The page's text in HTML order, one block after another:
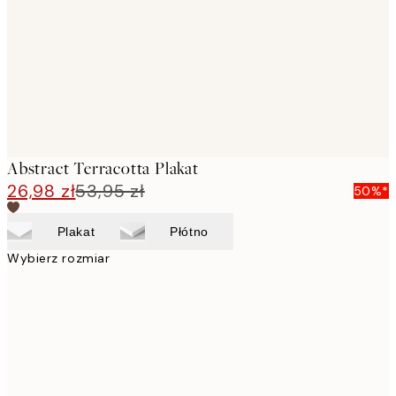
Abstract Terracotta Plakat
26,98 zł53,95 zł 50%*
Plakat Płótno
Wybierz rozmiar